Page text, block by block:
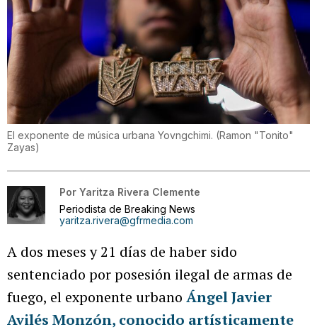
El exponente de música urbana Yovngchimi. (Ramon "Tonito"
Zayas)
Por Yaritza Rivera Clemente
Periodista de Breaking News
yaritza.rivera@gfrmedia.com
A dos meses y 21 días de haber sido
sentenciado por posesión ilegal de armas de
fuego, el exponente urbano Ángel Javier
Avilés Monzón, conocido artísticamente